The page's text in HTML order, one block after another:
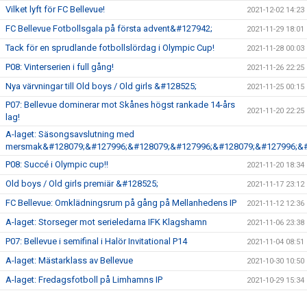
Vilket lyft för FC Bellevue! 2021-12-02 14:23
FC Bellevue Fotbollsgala på första advent&#127942; 2021-11-29 18:01
Tack för en sprudlande fotbollslördag i Olympic Cup! 2021-11-28 00:03
P08: Vinterserien i full gång! 2021-11-26 22:25
Nya värvningar till Old boys / Old girls &#128525; 2021-11-25 00:15
P07: Bellevue dominerar mot Skånes högst rankade 14-års
lag!
2021-11-20 22:25
A-laget: Säsongsavslutning med
P08: Succé i Olympic cup!!
2021-11-20 18:34
Old boys / Old girls premiär &#128525; 2021-11-17 23:12
FC Bellevue: Omklädningsrum på gång på Mellanhedens IP 2021-11-12 12:36
A-laget: Storseger mot serieledarna IFK Klagshamn 2021-11-06 23:38
P07: Bellevue i semifinal i Halör Invitational P14 2021-11-04 08:51
A-laget: Mästarklass av Bellevue 2021-10-30 10:50
A-laget: Fredagsfotboll på Limhamns IP 2021-10-29 15:34